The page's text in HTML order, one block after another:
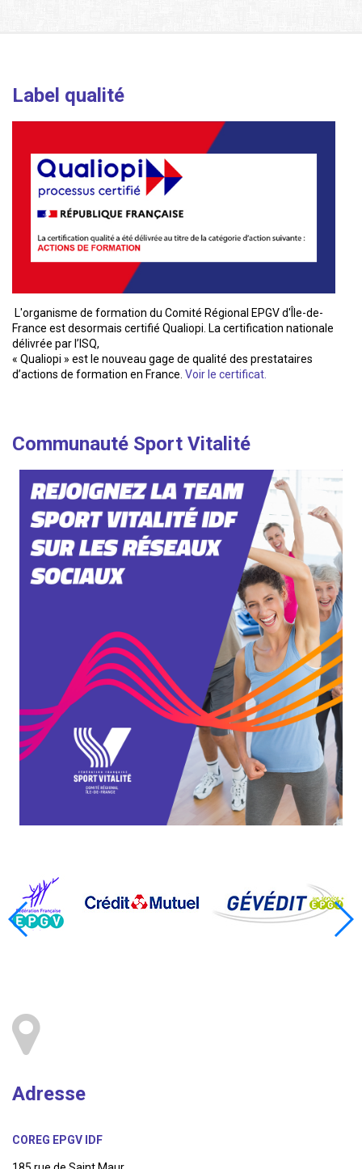
Label qualité
L'organisme de formation du Comité Régional EPGV d'Île-de-
France est desormais certifié Qualiopi. La certification nationale
délivrée par l’ISQ,
« Qualiopi » est le nouveau gage de qualité des prestataires
d’actions de formation en France. Voir le certificat.
Communauté Sport Vitalité
Adresse
COREG EPGV IDF